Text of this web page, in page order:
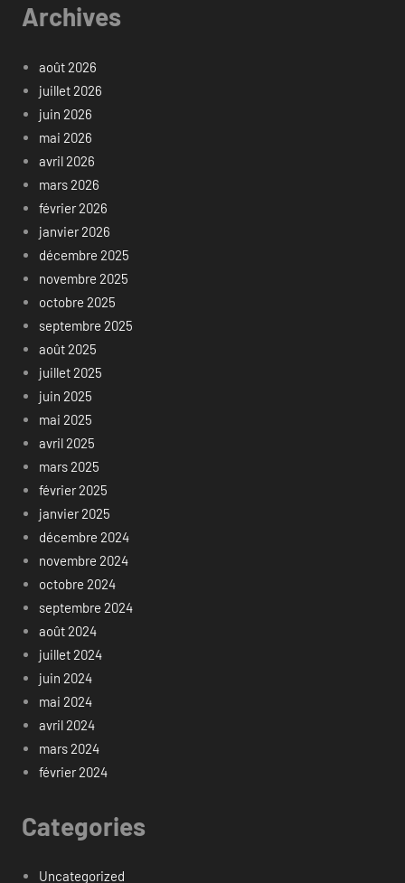
Archives
août 2026
juillet 2026
juin 2026
mai 2026
avril 2026
mars 2026
février 2026
janvier 2026
décembre 2025
novembre 2025
octobre 2025
septembre 2025
août 2025
juillet 2025
juin 2025
mai 2025
avril 2025
mars 2025
février 2025
janvier 2025
décembre 2024
novembre 2024
octobre 2024
septembre 2024
août 2024
juillet 2024
juin 2024
mai 2024
avril 2024
mars 2024
février 2024
Categories
Uncategorized